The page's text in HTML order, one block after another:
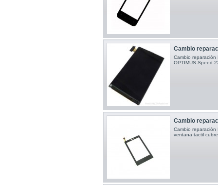
Cambio
Cambio reparación
OPTIMUS Speed
Cambio
Cambio
ventana tactil